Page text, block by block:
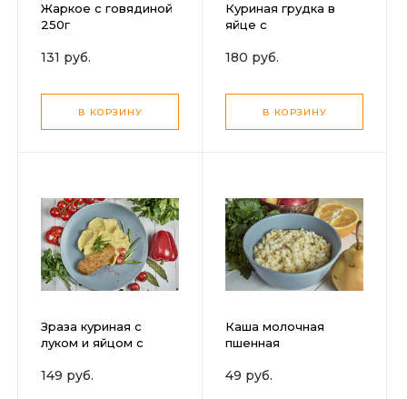
Жаркое с говядиной
250г
131 руб.
В КОРЗИНУ
Куриная грудка в
яйце с
180 руб.
В КОРЗИНУ
Зраза куриная с
луком и яйцом с
149 руб.
Каша молочная
пшенная
49 руб.